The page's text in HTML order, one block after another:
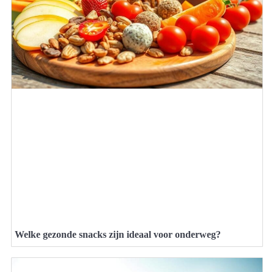
Welke gezonde snacks zijn ideaal voor onderweg?